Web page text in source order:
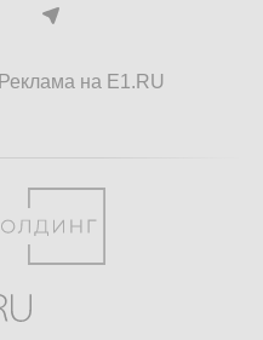
Реклама на E1.RU